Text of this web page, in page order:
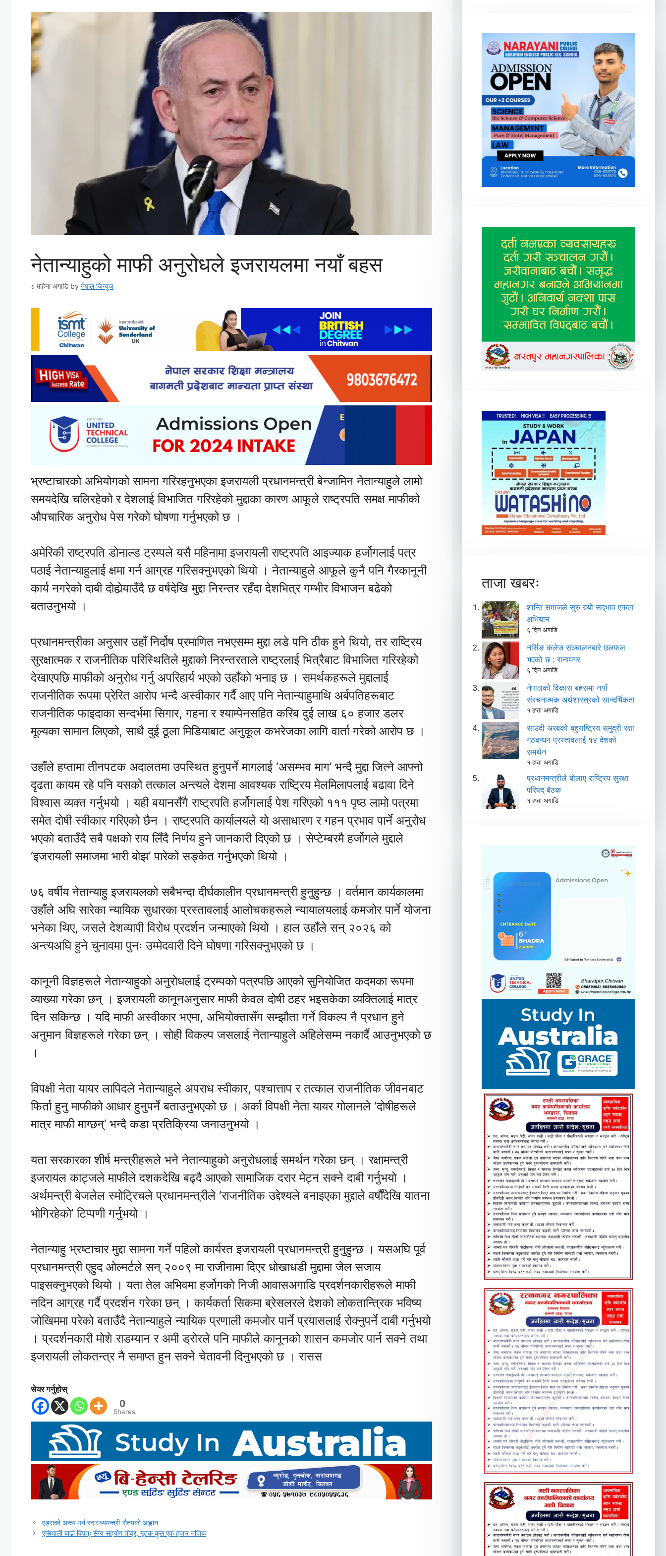
नेतान्याहुको माफी अनुरोधले इजरायलमा नयाँ बहस
८ महिना अगाडि by नेपाल जिन्युज
भ्रष्टाचारको अभियोगको सामना गरिरहनुभएका इजरायली प्रधानमन्त्री बेन्जामिन नेतान्याहुले लामो
समयदेखि चलिरहेको र देशलाई विभाजित गरिरहेको मुद्दाका कारण आफूले राष्ट्रपति समक्ष माफीको
औपचारिक अनुरोध पेस गरेको घोषणा गर्नुभएको छ ।
अमेरिकी राष्ट्रपति डोनाल्ड ट्रम्पले यसै महिनामा इजरायली राष्ट्रपति आइज्याक हर्जोगलाई पत्र
पठाई नेतान्याहुलाई क्षमा गर्न आग्रह गरिसक्नुभएको थियो । नेतान्याहुले आफूले कुनै पनि गैरकानूनी
कार्य नगरेको दाबी दोहोर्‍याउँदै छ वर्षदेखि मुद्दा निरन्तर रहँदा देशभित्र गम्भीर विभाजन बढेको
बताउनुभयो ।
प्रधानमन्त्रीका अनुसार उहाँ निर्दोष प्रमाणित नभएसम्म मुद्दा लडे पनि ठीक हुने थियो, तर राष्ट्रिय
सुरक्षात्मक र राजनीतिक परिस्थितिले मुद्दाको निरन्तरताले राष्ट्रलाई भित्रैबाट विभाजित गरिरहेको
देखाएपछि माफीको अनुरोध गर्नु अपरिहार्य भएको उहाँको भनाइ छ । समर्थकहरूले मुद्दालाई
राजनीतिक रूपमा प्रेरित आरोप भन्दै अस्वीकार गर्दै आए पनि नेतान्याहुमाथि अर्बपतिहरूबाट
राजनीतिक फाइदाका सन्दर्भमा सिगार, गहना र श्याम्पेनसहित करिब दुई लाख ६० हजार डलर
मूल्यका सामान लिएको, साथै दुई ठूला मिडियाबाट अनुकूल कभरेजका लागि वार्ता गरेको आरोप छ ।
उहाँले हप्तामा तीनपटक अदालतमा उपस्थित हुनुपर्ने मागलाई ‘असम्भव माग’ भन्दै मुद्दा जित्ने आफ्नो
दृढता कायम रहे पनि यसको तत्काल अन्त्यले देशमा आवश्यक राष्ट्रिय मेलमिलापलाई बढावा दिने
विश्वास व्यक्त गर्नुभयो । यही बयानसँगै राष्ट्रपति हर्जोगलाई पेश गरिएको १११ पृष्ठ लामो पत्रमा
समेत दोषी स्वीकार गरिएको छैन । राष्ट्रपति कार्यालयले यो असाधारण र गहन प्रभाव पार्ने अनुरोध
भएको बताउँदै सबै पक्षको राय लिँदै निर्णय हुने जानकारी दिएको छ । सेप्टेम्बरमै हर्जोगले मुद्दाले
‘इजरायली समाजमा भारी बोझ’ पारेको सङ्केत गर्नुभएको थियो ।
७६ वर्षीय नेतान्याहु इजरायलको सबैभन्दा दीर्घकालीन प्रधानमन्त्री हुनुहुन्छ । वर्तमान कार्यकालमा
उहाँले अघि सारेका न्यायिक सुधारका प्रस्तावलाई आलोचकहरूले न्यायालयलाई कमजोर पार्ने योजना
भनेका थिए, जसले देशव्यापी विरोध प्रदर्शन जन्माएको थियो । हाल उहाँले सन् २०२६ को
अन्त्यअघि हुने चुनावमा पुनः उम्मेदवारी दिने घोषणा गरिसक्नुभएको छ ।
कानूनी विज्ञहरूले नेतान्याहुको अनुरोधलाई ट्रम्पको पत्रपछि आएको सुनियोजित कदमका रूपमा
व्याख्या गरेका छन् । इजरायली कानूनअनुसार माफी केवल दोषी ठहर भइसकेका व्यक्तिलाई मात्र
दिन सकिन्छ । यदि माफी अस्वीकार भएमा, अभियोक्तासँग सम्झौता गर्ने विकल्प नै प्रधान हुने
अनुमान विज्ञहरूले गरेका छन् । सोही विकल्प जसलाई नेतान्याहुले अहिलेसम्म नकार्दै आउनुभएको छ
।
विपक्षी नेता यायर लापिदले नेतान्याहुले अपराध स्वीकार, पश्चात्ताप र तत्काल राजनीतिक जीवनबाट
फिर्ता हुनु माफीको आधार हुनुपर्ने बताउनुभएको छ । अर्का विपक्षी नेता यायर गोलानले ‘दोषीहरूले
मात्र माफी माग्छन्’ भन्दै कडा प्रतिक्रिया जनाउनुभयो ।
यता सरकारका शीर्ष मन्त्रीहरूले भने नेतान्याहुको अनुरोधलाई समर्थन गरेका छन् । रक्षामन्त्री
इजरायल काट्जले माफीले दशकदेखि बढ्दै आएको सामाजिक दरार मेट्न सक्ने दाबी गर्नुभयो ।
अर्थमन्त्री बेजलेल स्मोट्रिचले प्रधानमन्त्रीले ‘राजनीतिक उद्देश्यले बनाइएका मुद्दाले वर्षौंदेखि यातना
भोगिरहेको’ टिप्पणी गर्नुभयो ।
नेतान्याहु भ्रष्टाचार मुद्दा सामना गर्ने पहिलो कार्यरत इजरायली प्रधानमन्त्री हुनुहुन्छ । यसअघि पूर्व
प्रधानमन्त्री एहुद ओल्मर्टले सन् २००९ मा राजीनामा दिएर धोखाधडी मुद्दामा जेल सजाय
पाइसक्नुभएको थियो । यता तेल अभिवमा हर्जोगको निजी आवासअगाडि प्रदर्शनकारीहरूले माफी
नदिन आग्रह गर्दै प्रदर्शन गरेका छन् । कार्यकर्ता सिकमा ब्रेसलरले देशको लोकतान्त्रिक भविष्य
जोखिममा परेको बताउँदै नेतान्याहुले न्यायिक प्रणाली कमजोर पार्ने प्रयासलाई रोक्नुपर्ने दाबी गर्नुभयो
। प्रदर्शनकारी मोशे राडम्यान र अमी ड्रोरले पनि माफीले कानूनको शासन कमजोर पार्न सक्ने तथा
इजरायली लोकतन्त्र नै समाप्त हुन सक्ने चेतावनी दिनुभएको छ । रासस
सेयर गर्नुहोस्
0
Shares
एड्सको अन्त्य गर्न स्वास्थ्यमन्त्री गौतमको आह्वान
एसियाली बाढी विपत्ः सैन्य सहयोग तीव्र, मृतक कूल एक हजार नजिक
ताजा खबरः
शान्ति समाजले सुरु गर्‍यो सद्‌भाव एकता
अभियान
६ दिन अगाडि
नर्सिङ कलेज सञ्चालनबारे छलफल
भएकाे छ : रानामगर
६ दिन अगाडि
नेपालको विकास बहसमा नयाँ
संरचनात्मक अर्थशास्त्रको सान्दर्भिकता
१ हप्ता अगाडि
साउदी अरबको बहुराष्ट्रिय समुद्री रक्षा
गठबन्धन प्रस्तावलाई १४ देशको
समर्थन
१ हप्ता अगाडि
प्रधानमन्त्रीले बोलाए राष्ट्रिय सुरक्षा
परिषद् बैठक
१ हप्ता अगाडि